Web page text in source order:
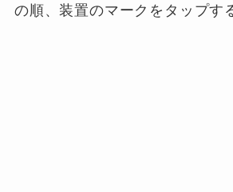
の順、装置のマークをタップす